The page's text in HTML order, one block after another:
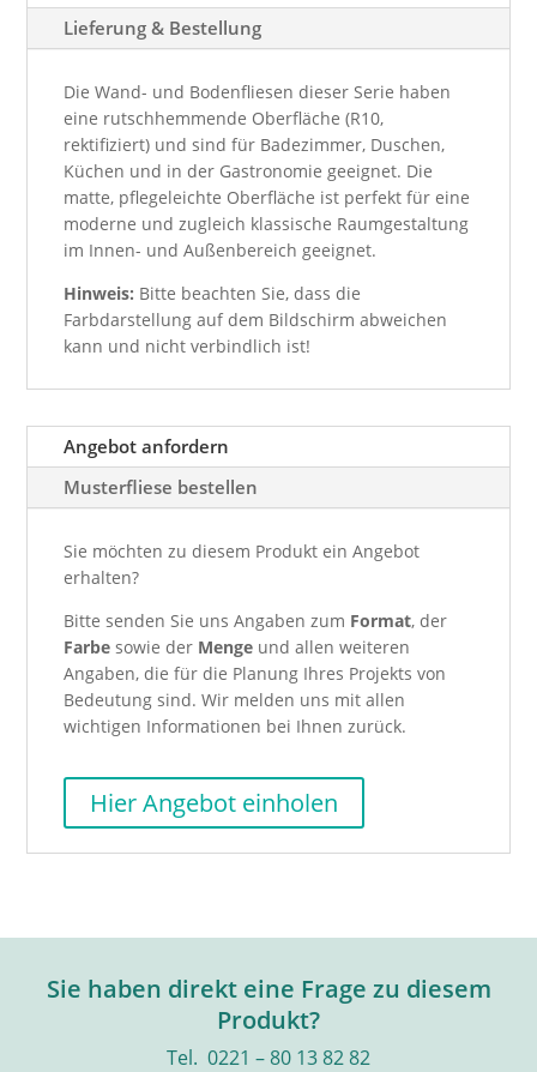
Lieferung & Bestellung
Die Wand- und Bodenfliesen dieser Serie haben
eine rutschhemmende Oberfläche (R10,
rektifiziert) und sind für Badezimmer, Duschen,
Küchen und in der Gastronomie geeignet. Die
matte, pflegeleichte Oberfläche ist perfekt für eine
moderne und zugleich klassische Raumgestaltung
im Innen- und Außenbereich geeignet.
Hinweis: Bitte beachten Sie, dass die
Farbdarstellung auf dem Bildschirm abweichen
kann und nicht verbindlich ist!
Angebot anfordern
Musterfliese bestellen
Sie möchten zu diesem Produkt ein Angebot
erhalten?
Bitte senden Sie uns Angaben zum Format, der
Farbesowie der Menge und allen weiteren
Angaben, die für die Planung Ihres Projekts von
Bedeutung sind. Wir melden uns mit allen
wichtigen Informationen bei Ihnen zurück.
Hier Angebot einholen
Sie haben direkt eine Frage zu diesem
Produkt?
Tel. 0221 – 80 13 82 82